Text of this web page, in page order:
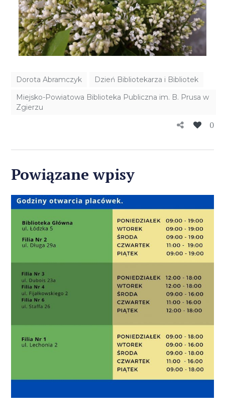
Dorota Abramczyk
Dzień Bibliotekarza i Bibliotek
Miejsko-Powiatowa Biblioteka Publiczna im. B. Prusa w
Zgierzu
0
Powiązane wpisy